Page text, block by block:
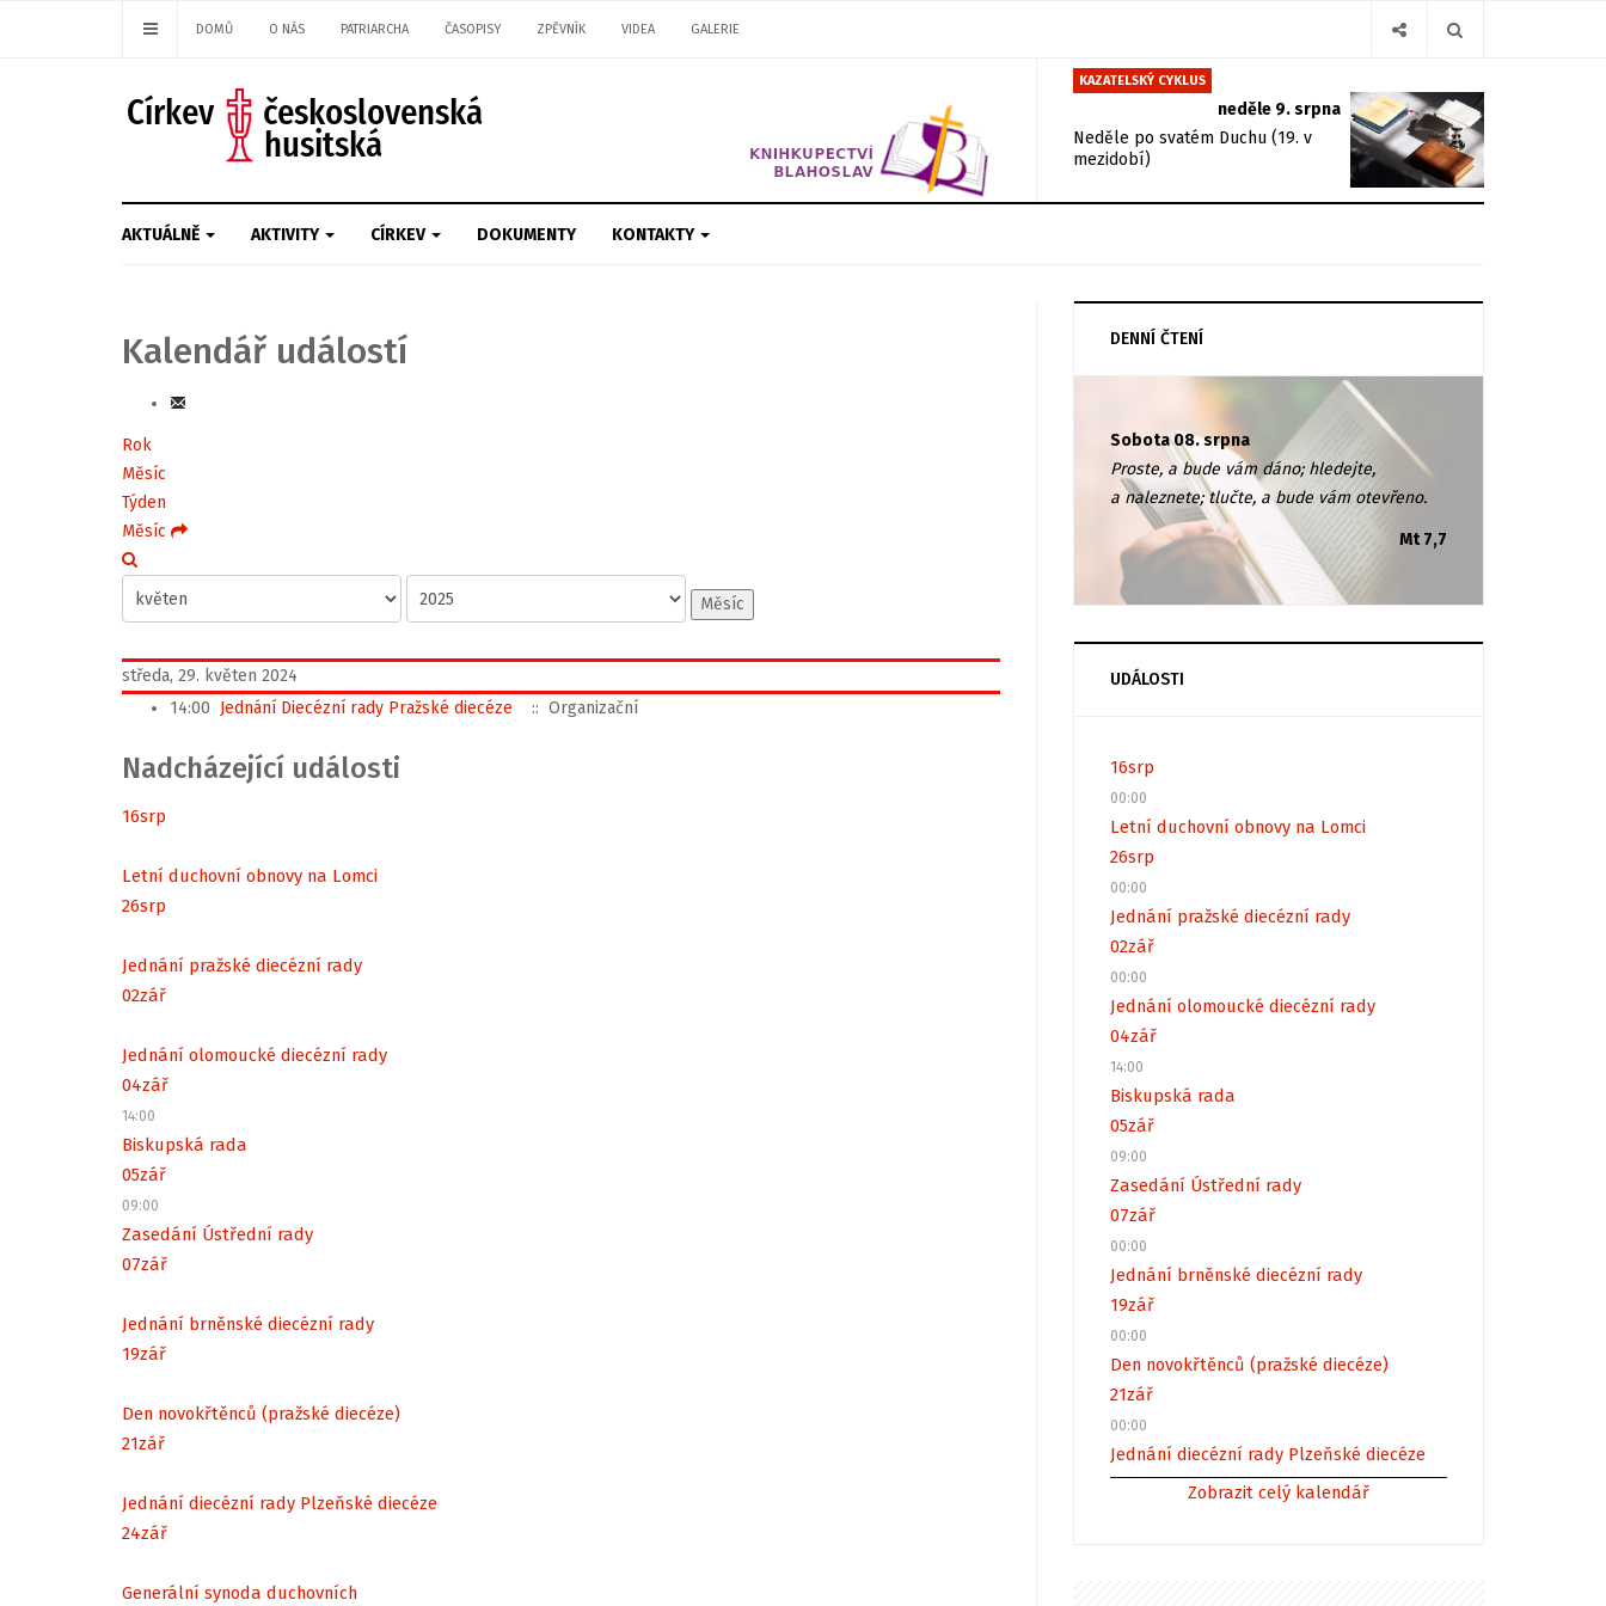
DOMŮ O NÁS PATRIARCHA ČASOPISY ZPĚVNÍK VIDEA GALERIE
KAZATELSKÝ CYKLUS
neděle 9. srpna
Neděle po svatém Duchu (19. v
mezidobí)
AKTUÁLNĚ AKTIVITY CÍRKEV DOKUMENTY KONTAKTY
Kalendář událostí
Rok
Měsíc
Týden
Měsíc
Měsíc
středa, 29. květen 2024
14:00 Jednání Diecézní rady Pražské diecéze :: Organizační
Nadcházející události
16srp
Letní duchovní obnovy na Lomci
26srp
Jednání pražské diecézní rady
02zář
Jednání olomoucké diecézní rady
04zář
14:00
Biskupská rada
05zář
09:00
Zasedání Ústřední rady
07zář
Jednání brněnské diecézní rady
19zář
Den novokřtěnců (pražské diecéze)
21zář
Jednání diecézní rady Plzeňské diecéze
24zář
Generální synoda duchovních
DENNÍ ČTENÍ
Sobota 08. srpna
Proste, a bude vám dáno; hledejte,
a naleznete; tlučte, a bude vám otevřeno.
Mt 7,7
UDÁLOSTI
16srp
00:00
Letní duchovní obnovy na Lomci
26srp
00:00
Jednání pražské diecézní rady
02zář
00:00
Jednání olomoucké diecézní rady
04zář
14:00
Biskupská rada
05zář
09:00
Zasedání Ústřední rady
07zář
00:00
Jednání brněnské diecézní rady
19zář
00:00
Den novokřtěnců (pražské diecéze)
21zář
00:00
Jednání diecézní rady Plzeňské diecéze
Zobrazit celý kalendář